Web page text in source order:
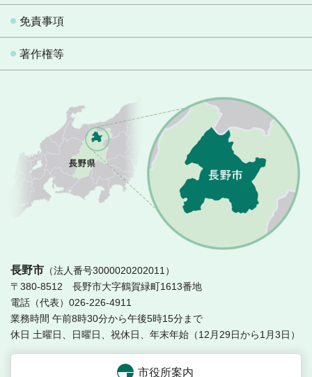
免責事項
著作権等
長野市 （法人番号3000020202011）
〒380-8512 長野市大字鶴賀緑町1613番地
電話（代表）026-226-4911
業務時間 午前8時30分から午後5時15分まで
休日 土曜日、日曜日、祝休日、年末年始（12月29日から1月3日）
市役所案内